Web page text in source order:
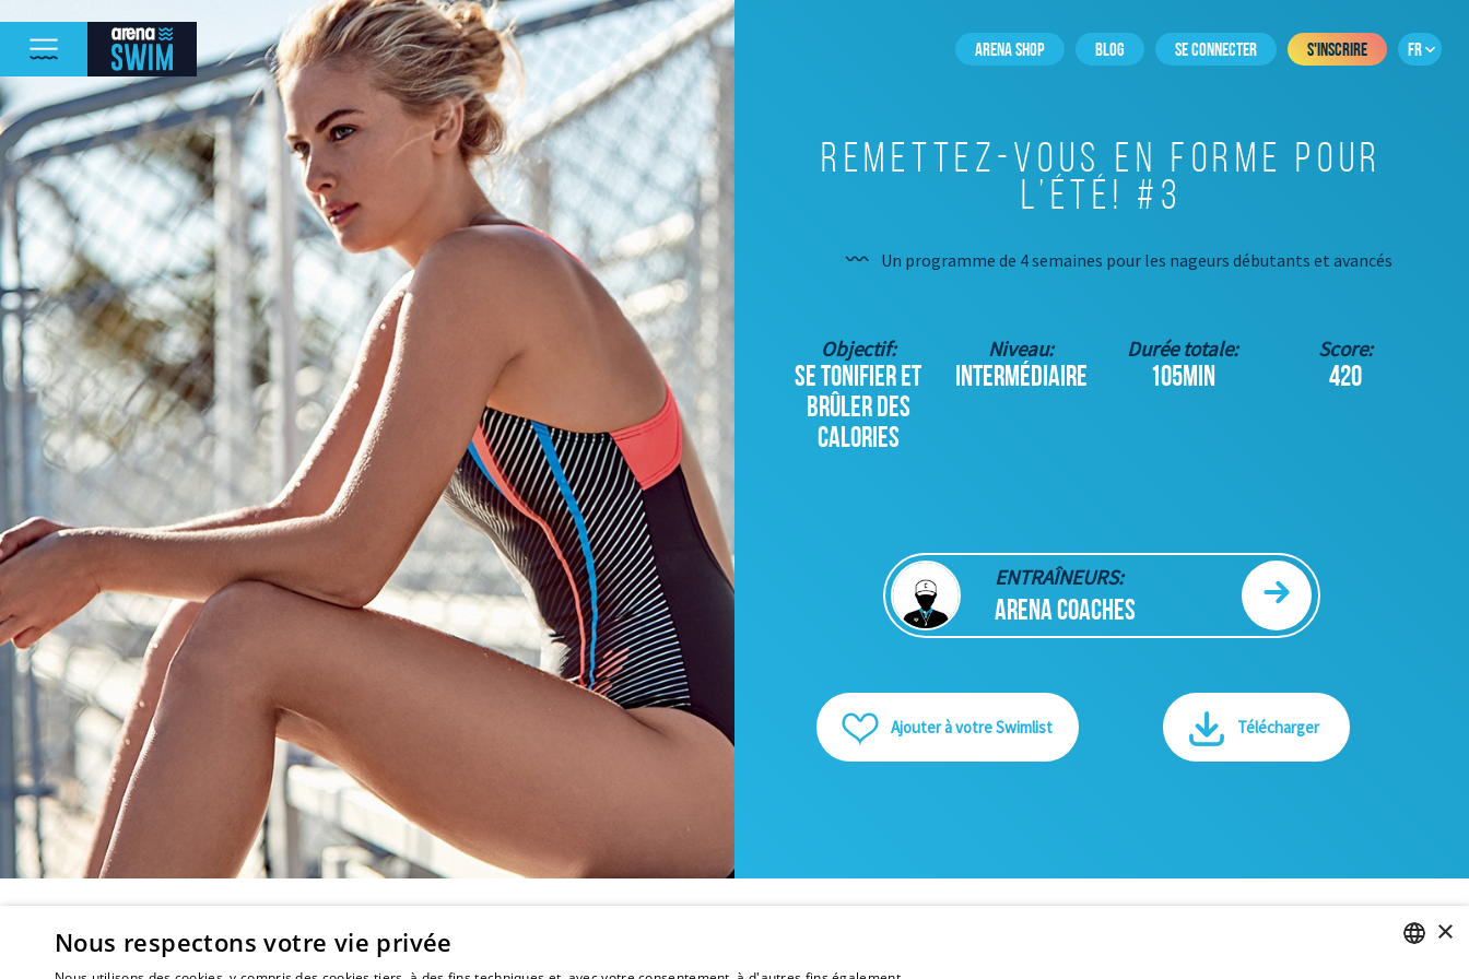
ARENA SHOP BLOG SE CONNECTER S'INSCRIRE FR
Remettez-vous en forme pour
l’été! #3
Un programme de 4 semaines pour les nageurs débutants et avancés
Objectif:
SE TONIFIER ET
BRÛLER DES
CALORIES
Niveau:
INTERMÉDIAIRE
Durée totale:
105MIN
Score:
420
ENTRAÎNEURS:
ARENA COACHES
Ajouter à votre Swimlist Télécharger
×
Nous respectons votre vie privée